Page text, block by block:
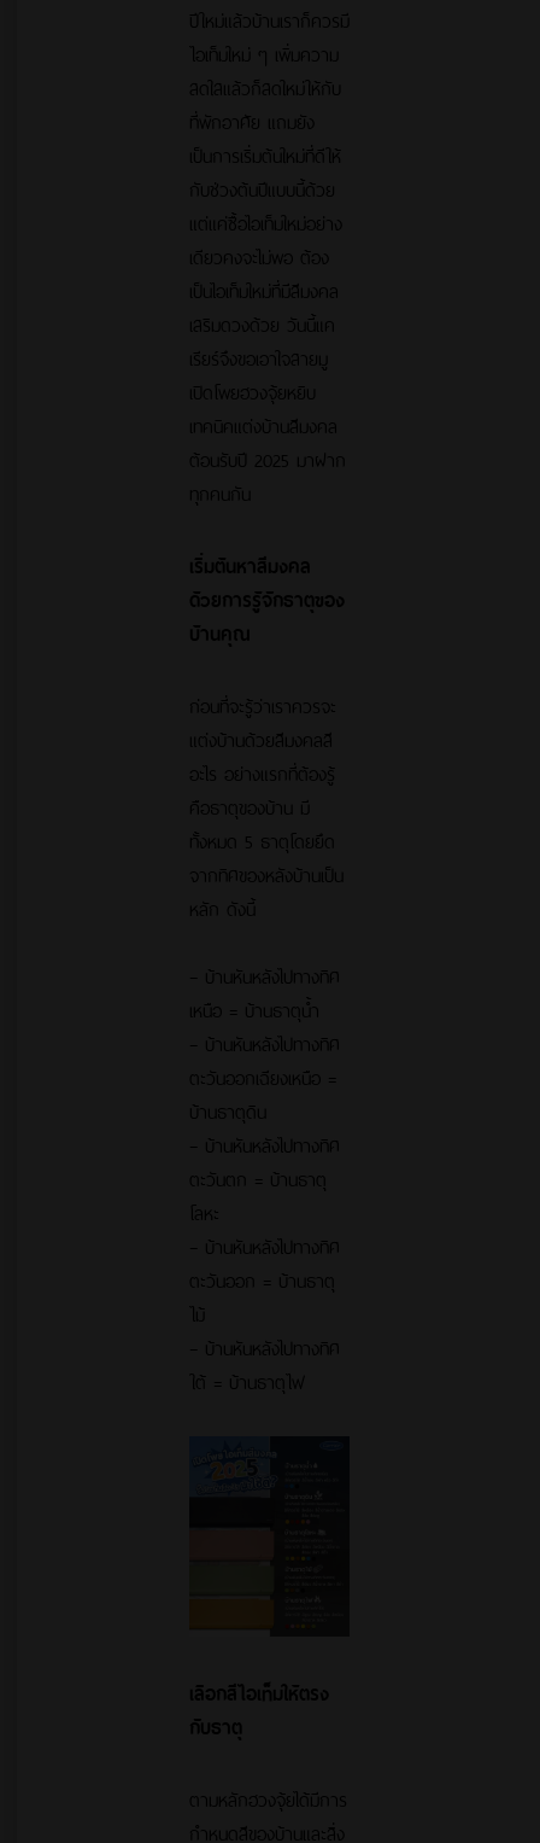
ปีใหม่แล้วบ้านเราก็ควรมี
ไอเท็มใหม่ ๆ เพิ่มความ
สดใสแล้วก็สดใหม่ให้กับ
ที่พักอาศัย แถมยัง
เป็นการเริ่มต้นใหม่ที่ดีให้
กับช่วงต้นปีแบบนี้ด้วย
แต่แค่ซื้อไอเท็มใหม่อย่าง
เดียวคงจะไม่พอ ต้อง
เป็นไอเท็มใหม่ที่มีสีมงคล
เสริมดวงด้วย วันนี้แค
เรียร์จึงขอเอาใจสายมู
เปิดโพยฮวงจุ้ยหยิบ
เทคนิคแต่งบ้านสีมงคล
ต้อนรับปี 2025 มาฝาก
ทุกคนกัน
เริ่มต้นหาสีมงคล
ด้วยการรู้จักธาตุของ
บ้านคุณ
ก่อนที่จะรู้ว่าเราควรจะ
แต่งบ้านด้วยสีมงคลสี
อะไร อย่างแรกที่ต้องรู้
คือธาตุของบ้าน มี
ทั้งหมด 5 ธาตุโดยยึด
จากทิศของหลังบ้านเป็น
หลัก ดังนี้
– บ้านหันหลังไปทางทิศ
เหนือ = บ้านธาตุน้ำ
– บ้านหันหลังไปทางทิศ
ตะวันออกเฉียงเหนือ =
บ้านธาตุดิน
– บ้านหันหลังไปทางทิศ
ตะวันตก = บ้านธาตุ
โลหะ
– บ้านหันหลังไปทางทิศ
ตะวันออก = บ้านธาตุ
ไม้
– บ้านหันหลังไปทางทิศ
ใต้ = บ้านธาตุไฟ
เลือกสีไอเท็มให้ตรง
กับธาตุ
ตามหลักฮวงจุ้ยได้มีการ
กำหนดสีของบ้านและสิ่ง